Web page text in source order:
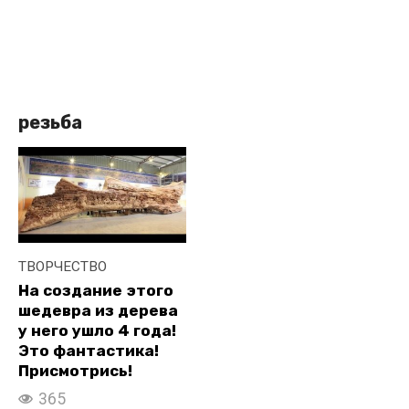
резьба
ТВОРЧЕСТВО
На создание этого
шедевра из дерева
у него ушло 4 года!
Это фантастика!
Присмотрись!
365